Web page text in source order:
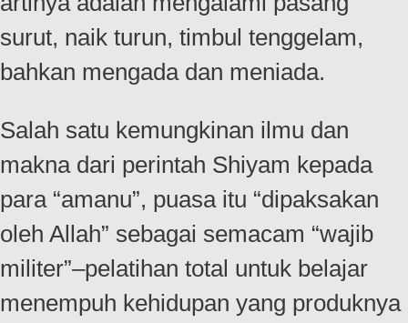
surut, naik turun, timbul tenggelam,
bahkan mengada dan meniada.
Salah satu kemungkinan ilmu dan
makna dari perintah Shiyam kepada
para “amanu”, puasa itu “dipaksakan
oleh Allah” sebagai semacam “wajib
militer”–pelatihan total untuk belajar
menempuh kehidupan yang produknya